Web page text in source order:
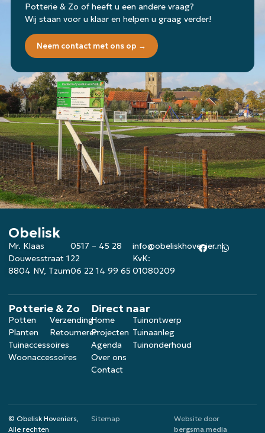
Potterie & Zo of heeft u een andere vraag?
Wij staan voor u klaar en helpen u graag verder!
Neem contact met ons op →
Obelisk
Mr. Klaas
Douwesstraat 1
8804 NV, Tzum
0517 – 45 28
22
06 22 14 99 65
info@obeliskhovenier.nl
KvK:
01080209
Potterie & Zo
Potten
Planten
Tuinaccessoires
Woonaccessoires
Verzending
Retourneren
Direct naar
Home
Projecten
Agenda
Over ons
Contact
Tuinontwerp
Tuinaanleg
Tuinonderhoud
© Obelisk Hoveniers,
Alle rechten
Sitemap
Website door
bergsma.media